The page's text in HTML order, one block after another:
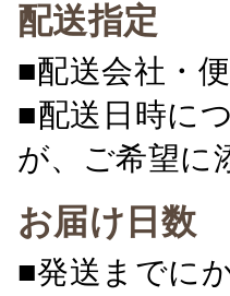
配送指定
■配送会社・
■配送日時に
が、ご希望に
お届け日数
■発送までに